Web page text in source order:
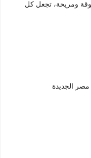
ومريحة، تجعل كل